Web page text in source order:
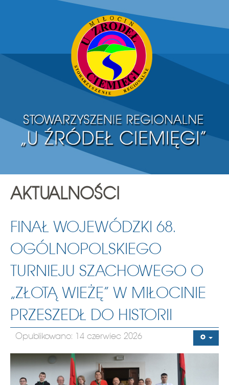
AKTUALNOŚCI
FINAŁ WOJEWÓDZKI 68.
OGÓLNOPOLSKIEGO
TURNIEJU SZACHOWEGO O
„ZŁOTĄ WIEŻĘ” W MIŁOCINIE
PRZESZEDŁ DO HISTORII
Opublikowano: 14 czerwiec 2026